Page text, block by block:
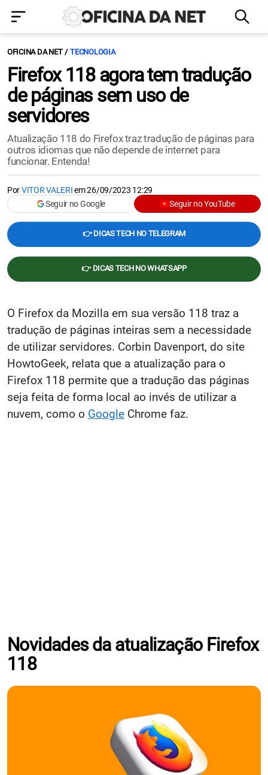
OFICINA DA NET TECNOLOGIA
Firefox 118 agora tem tradução
de páginas sem uso de
servidores
Atualização 118 do Firefox traz tradução de páginas para
outros idiomas que não depende de internet para
funcionar. Entenda!
PorVITOR VALERIem26/09/2023 12:29
Seguir no Google
Seguir no YouTube
👉 DICAS TECH NO TELEGRAM
👉 DICAS TECH NO WHATSAPP
O Firefox da Mozilla em sua versão 118 traz a
tradução de páginas inteiras sem a necessidade
de utilizar servidores. Corbin Davenport, do site
HowtoGeek, relata que a atualização para o
Firefox 118 permite que a tradução das páginas
seja feita de forma local ao invés de utilizar a
nuvem, como o Google Chrome faz.
Novidades da atualização Firefox
118